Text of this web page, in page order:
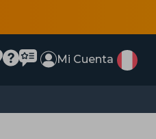
Mi Cuenta